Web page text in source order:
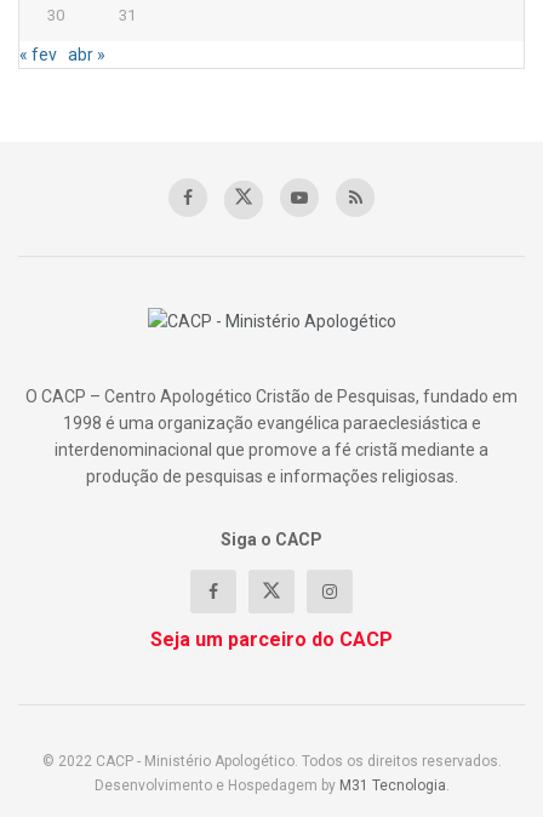
30 31
« fev abr »
O CACP – Centro Apologético Cristão de Pesquisas, fundado em
1998 é uma organização evangélica paraeclesiástica e
interdenominacional que promove a fé cristã mediante a
produção de pesquisas e informações religiosas.
Siga o CACP
Seja um parceiro do CACP
© 2022 CACP - Ministério Apologético. Todos os direitos reservados.
Desenvolvimento e Hospedagem by M31 Tecnologia